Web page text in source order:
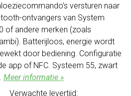
versturen naar
ontvangers van System
of andere merken (zoals
Batterijloos, energie wordt
door bediening. Configuratie
app of NFC. Systeem 55, zwart
Meer informatie »
Verwachte levertijd: